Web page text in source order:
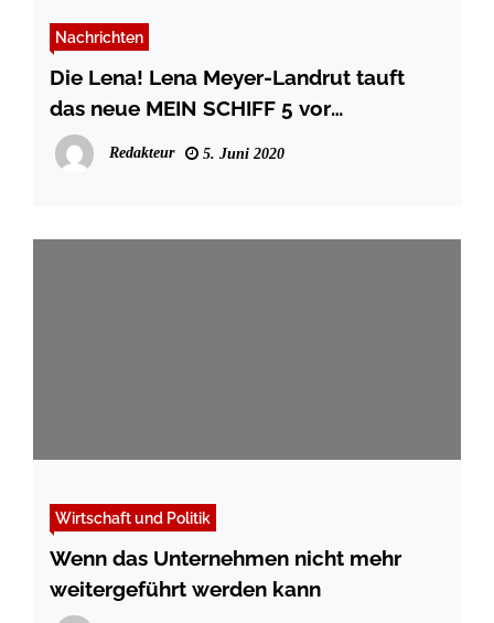
Nachrichten
Die Lena! Lena Meyer-Landrut tauft
das neue MEIN SCHIFF 5 vor
Travemünde
Redakteur 5. Juni 2020
Wirtschaft und Politik
Wenn das Unternehmen nicht mehr
weitergeführt werden kann